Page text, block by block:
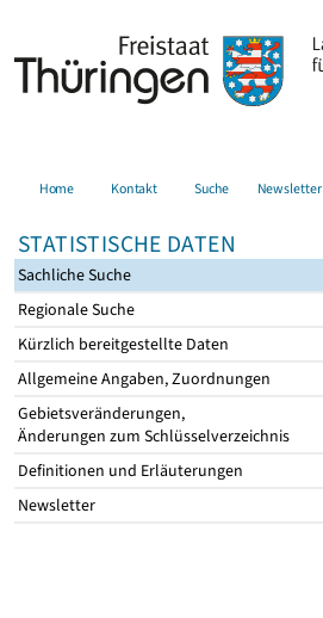
Home Kontakt Suche Newsletter
STATISTISCHE DATEN
Sachliche Suche
Regionale Suche
Kürzlich bereitgestellte Daten
Allgemeine Angaben, Zuordnungen
Gebietsveränderungen,
Änderungen zum Schlüsselverzeichnis
Definitionen und Erläuterungen
Newsletter